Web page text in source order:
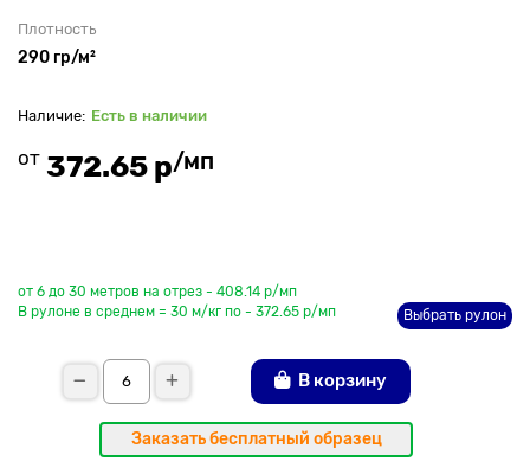
Плотность
290 гр/м²
Есть в наличии
от 372.65 р/мп
от 6 до 30 метров на отрез - 408.14 р/мп
В рулоне в среднем = 30 м/кг по - 372.65 р/мп
Выбрать рулон
В корзину
Заказать бесплатный образец